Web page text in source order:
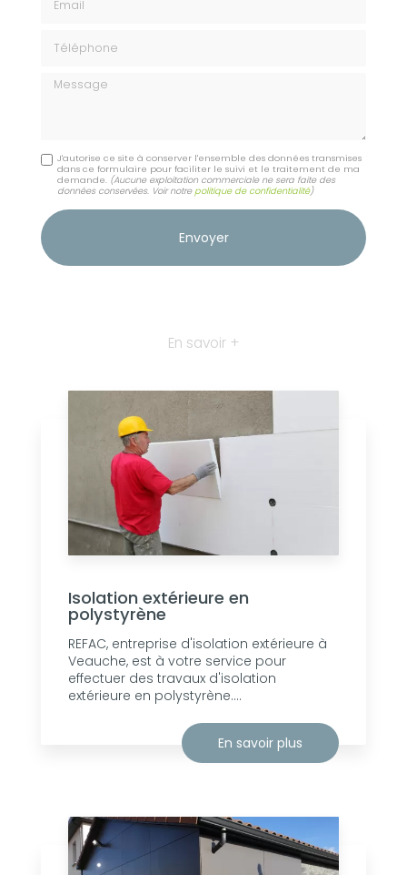
Message
J'autorise ce site à conserver l'ensemble des données transmises
dans ce formulaire pour faciliter le suivi et le traitement de ma
demande. (Aucune exploitation commerciale ne sera faite des
données conservées. Voir notrepolitique de confidentialité)
En savoir +
Isolation extérieure en
polystyrène
REFAC, entreprise d'isolation extérieure à
Veauche, est à votre service pour
effectuer des travaux d'isolation
extérieure en polystyrène....
En savoir plus